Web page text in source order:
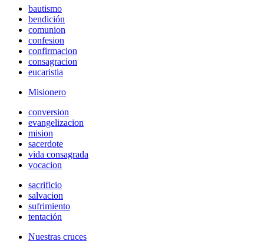
bautismo
bendición
comunion
confesion
confirmacion
consagracion
eucaristia
Misionero
conversion
evangelizacion
mision
sacerdote
vida consagrada
vocacion
sacrificio
salvacion
sufrimiento
tentación
Nuestras cruces